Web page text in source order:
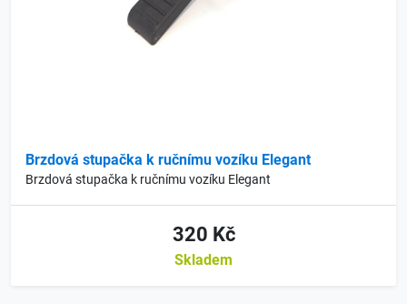
Brzdová stupačka k ručnímu vozíku Elegant
Brzdová stupačka k ručnímu vozíku Elegant
320 Kč
Skladem